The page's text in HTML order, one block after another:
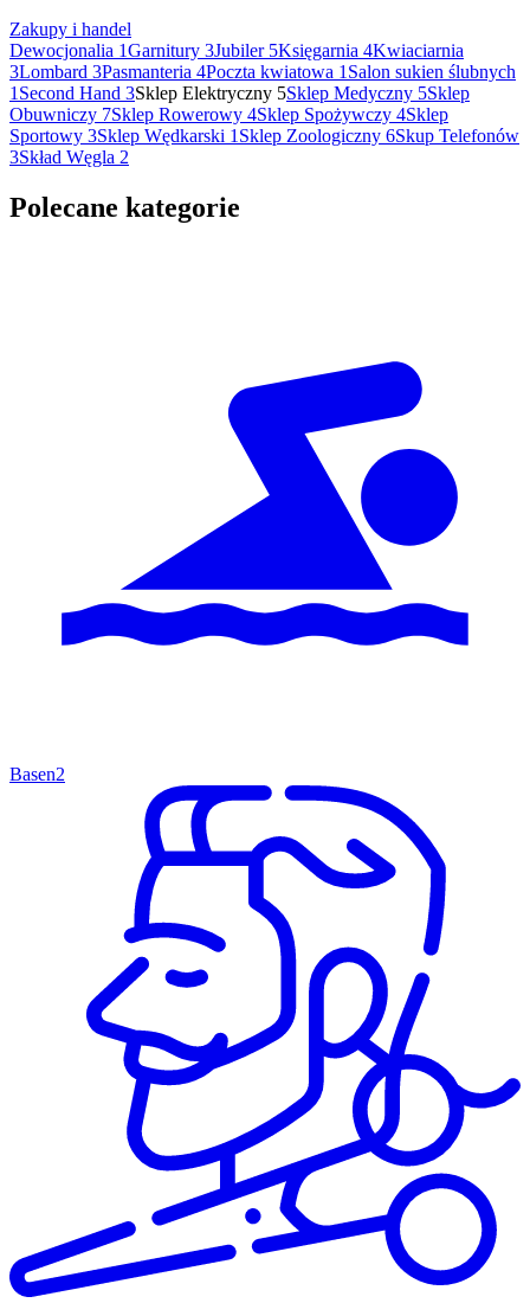
Zakupy i handel
Dewocjonalia 1Garnitury 3Jubiler 5Księgarnia 4Kwiaciarnia
3Lombard 3Pasmanteria 4Poczta kwiatowa 1 Salon sukien ślubnych
1 Second Hand 3Sklep Elektryczny 5Sklep Medyczny 5Sklep
Obuwniczy 7Sklep Rowerowy 4Sklep Spożywczy 4Sklep
Sportowy 3Sklep Wędkarski 1 Sklep Zoologiczny 6Skup Telefonów
3Skład Węgla 2
Polecane kategorie
Basen2